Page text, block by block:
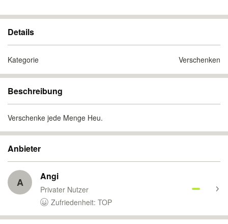
Details
Kategorie Verschenken
Beschreibung
Verschenke jede Menge Heu.
Anbieter
A Angi
Privater Nutzer
Zufriedenheit: TOP